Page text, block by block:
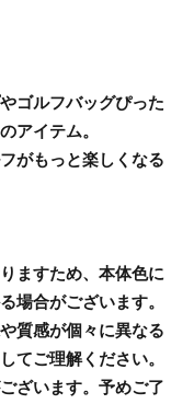
ゴルフバッグぴった
アイテム。
がもっと楽しくなる
ますため、本体色に
場合がございます。
質感が個々に異なる
てご理解ください。
ざいます。予めご了